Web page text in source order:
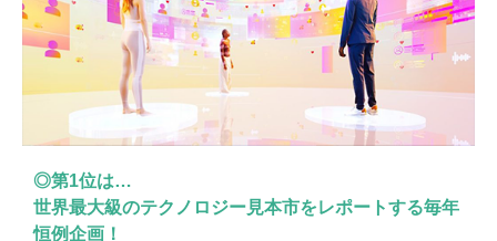
◎第1位は…
世界最大級のテクノロジー見本市をレポートする毎年
恒例企画！